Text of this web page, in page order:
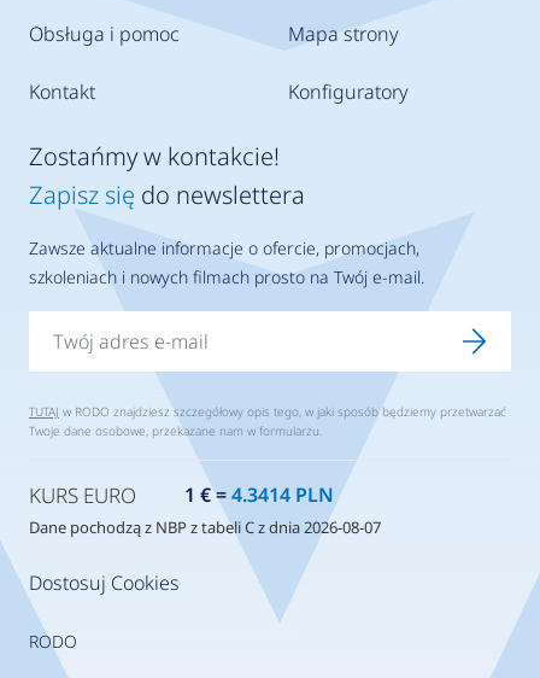
Obsługa i pomoc
Kontakt
Mapa strony
Konfiguratory
Dostosuj Cookies
RODO
Zostańmy w kontakcie!
Zapisz się do newslettera
Zawsze aktualne informacje o ofercie, promocjach,
szkoleniach i nowych filmach prosto na Twój e-mail.
TUTAJ w RODO znajdziesz szczegółowy opis tego, w jaki sposób będziemy przetwarzać
Twoje dane osobowe, przekazane nam w formularzu.
KURS EURO 1 € =4.3414 PLN
Dane pochodzą z NBP z tabeli C z dnia 2026-08-07